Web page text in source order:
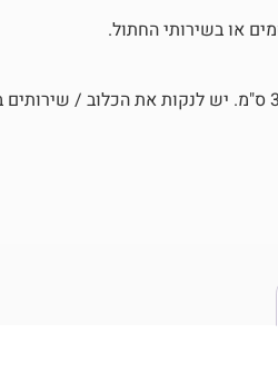
או בשירותי החתול.
לרפד את הכלוב או שירותי החתול במצע שבבי העץ הדחוס בגובה של 3-7 ס"מ. יש לנקות את